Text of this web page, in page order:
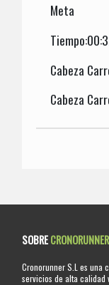
Meta
Cabeza
Cabeza
SOBRECRONORUNNER
Cronorunner S.L es una
servicios de alta calidad